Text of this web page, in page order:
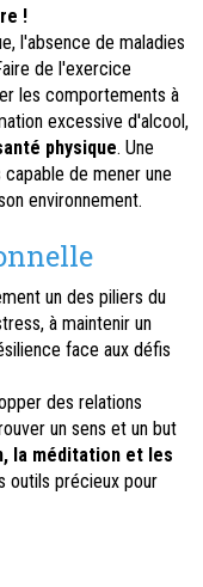
!
l'absence de maladies
de l'exercice
les comportements à
excessive d'alcool,
physique. Une
de mener une
environnement.
un des piliers du
à maintenir un
face aux défis
des relations
un sens et un but
la méditation et les
outils précieux pour